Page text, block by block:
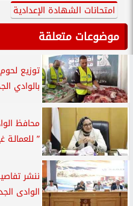
امتحانات الشهادة الإعدادية
موضوعات متعلقة
بالوادي
محافظ
” للعمالـة
ننشر
الوادى